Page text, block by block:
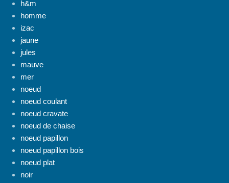
h&m
homme
izac
jaune
jules
mauve
mer
noeud
noeud coulant
noeud cravate
noeud de chaise
noeud papillon
noeud papillon bois
noeud plat
noir